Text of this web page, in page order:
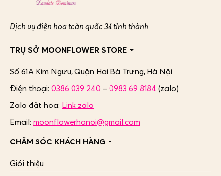
Dịch vụ điện hoa toàn quốc 34 tỉnh thành
TRỤ SỞ MOONFLOWER STORE
Số 61A Kim Ngưu, Quận Hai Bà Trưng, Hà Nội
Điện thoại: 0386 039 240 – 0983 69 8184 (zalo)
Zalo đặt hoa: Link zalo
Email: moonflowerhanoi@gmail.com
CHĂM SÓC KHÁCH HÀNG
Giới thiệu